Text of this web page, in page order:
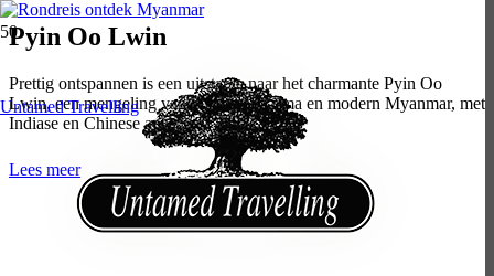
Untamed Travelling
Pyin Oo Lwin
Prettig ontspannen is een uitstapje naar het charmante Pyin Oo
Lwin, een mengeling van koloniaal Birma en modern Myanmar, met
Indiase en Chinese accenten.
Lees meer